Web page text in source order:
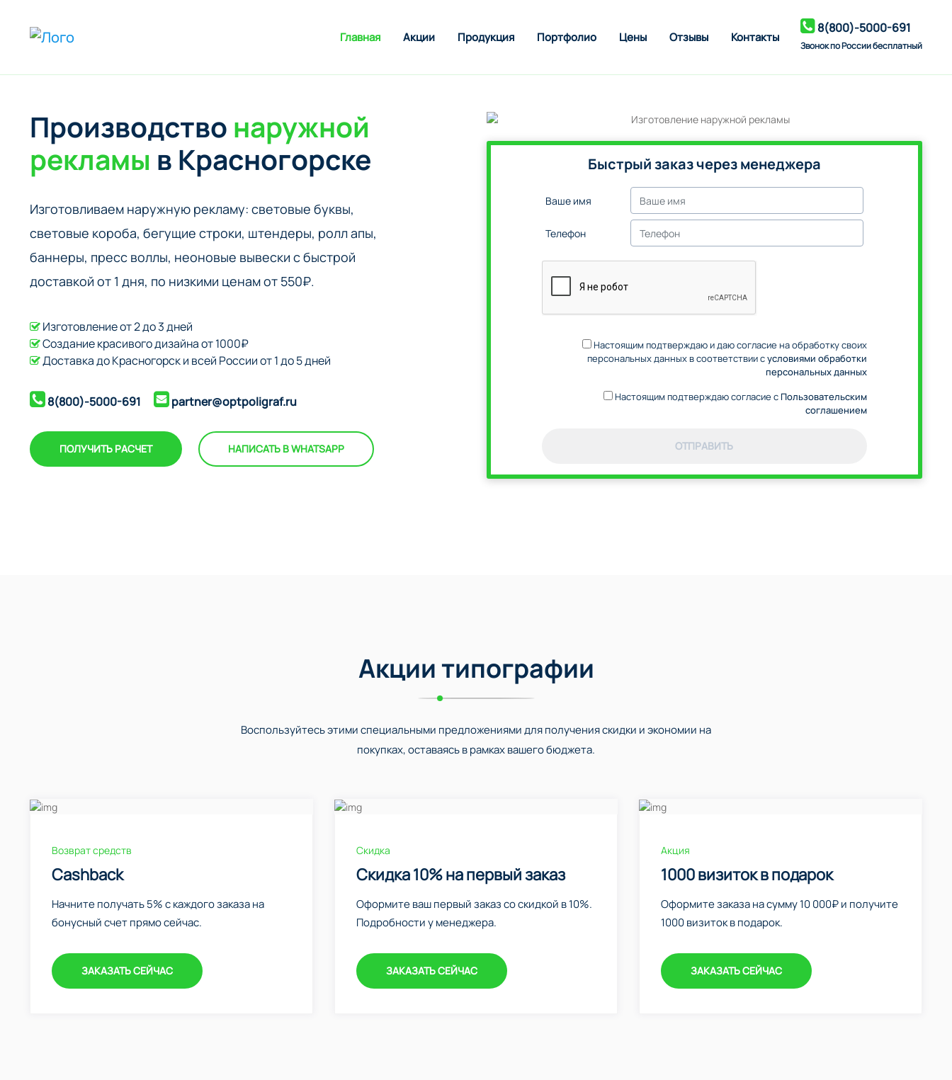
Главная Акции Продукция Портфолио Цены Отзывы Контакты
8(800)-5000-691
Звонок по России бесплатный
Быстрый заказ через менеджера
Ваше имя
Телефон
Настоящим подтверждаю и даю согласие на обработку своих
персональных данных в соответствии сусловиями обработки
персональных данных
Настоящим подтверждаю согласие сПользовательским
соглашением
ОТПРАВИТЬ
Производство наружной
рекламы в Красногорске
Изготовливаем наружную рекламу: cветовые буквы,
cветовые короба, бегущие строки, штендеры, ролл апы,
баннеры, пресс воллы, неоновые вывески с быстрой
доставкой от 1 дня, по низкими ценам от 550₽.
Изготовление от 2 до 3 дней
Создание красивого дизайна от 1000₽
Доставка до Красногорск и всей России от 1 до 5 дней
8(800)-5000-691 partner@optpoligraf.ru
ПОЛУЧИТЬ РАСЧЕТ НАПИСАТЬ В WHATSAPP
Акции типографии
Воспользуйтесь этими специальными предложениями для получения скидки и экономии на
покупках, оставаясь в рамках вашего бюджета.
Возврат средств
Cashback
Начните получать 5% с каждого заказа на
бонусный счет прямо сейчас.
ЗАКАЗАТЬ СЕЙЧАС
Скидка
Скидка 10% на первый заказ
Оформите ваш первый заказ со скидкой в 10%.
Подробности у менеджера.
ЗАКАЗАТЬ СЕЙЧАС
Акция
1000 визиток в подарок
Оформите заказа на сумму 10 000₽ и получите
1000 визиток в подарок.
ЗАКАЗАТЬ СЕЙЧАС